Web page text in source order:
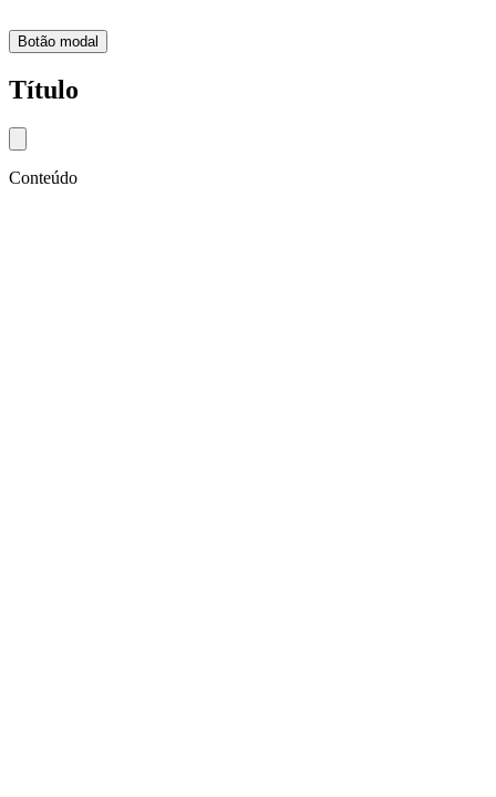
Botão modal
Título
Close modal
Conteúdo